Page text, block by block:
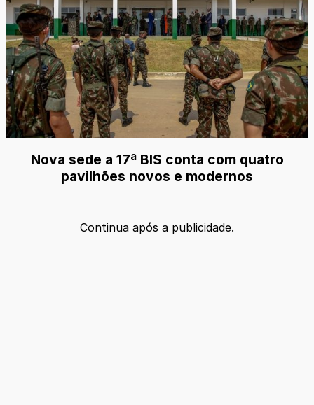
Nova sede a 17ª BIS conta com quatro
pavilhões novos e modernos
Continua após a publicidade.